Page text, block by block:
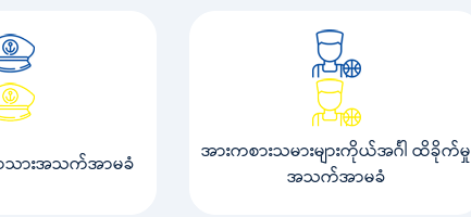
သားအသက်အာမခံ
အားကစားသမားများကိုယ်အင်္ဂါ ထိခိုက်မှု
အသက်အာမခံ